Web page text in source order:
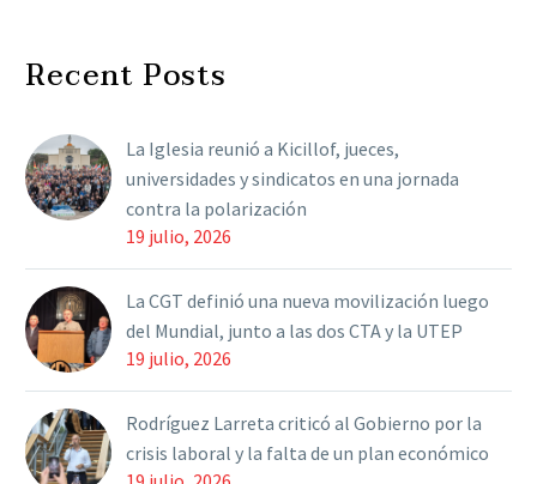
con el que se…
Recent Posts
La Iglesia reunió a Kicillof, jueces,
universidades y sindicatos en una jornada
contra la polarización
19 julio, 2026
La CGT definió una nueva movilización luego
del Mundial, junto a las dos CTA y la UTEP
19 julio, 2026
Rodríguez Larreta criticó al Gobierno por la
crisis laboral y la falta de un plan económico